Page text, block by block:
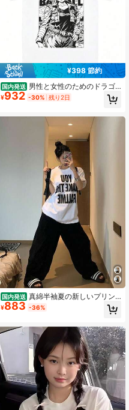
¥398 節約
国内発送 男性と女性のためのドラゴ
ンボールZTシャツ,綿100%,ラウンド
ネック,半袖,ラージサイズ,Android 1
¥932 -30% 残り2日
国内発送 真綿半袖夏の新しいプリン
ト上着のおしゃれでゆったりしたtシ
ャツ
¥883 -36%